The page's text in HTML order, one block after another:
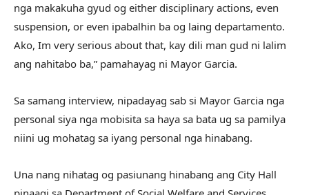
nga makakuha gyud og either disciplinary actions, even
suspension, or even ipabalhin ba og laing departamento.
Ako, Im very serious about that, kay dili man gud ni lalim
ang nahitabo ba,” pamahayag ni Mayor Garcia.
Sa samang interview, nipadayag sab si Mayor Garcia nga
personal siya nga mobisita sa haya sa bata ug sa pamilya
niini ug mohatag sa iyang personal nga hinabang.
Una nang nihatag og pasiunang hinabang ang City Hall